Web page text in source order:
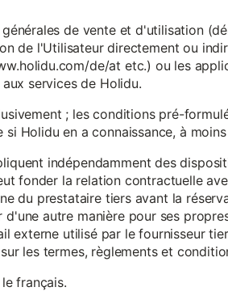
générales de vente et d'utilisation
de l'Utilisateur directement ou
de/at etc.) ou les
services de Holidu.
; les conditions pré-
Holidu en a connaissance, à
indépendamment des
fonder la relation contractuelle
du prestataire tiers avant la
d'une autre manière pour ses
externe utilisé par le fournisseur
les termes, règlements et
français.